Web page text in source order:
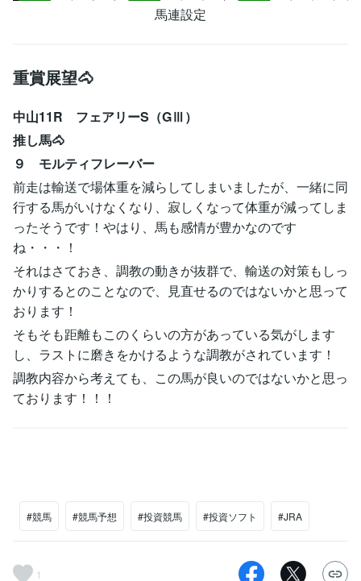
馬連設定
重賞展望🐴
中山11R フェアリーS（GⅢ）
推し馬🐴
９ モルティフレーバー
前走は輸送で場体重を減らしてしまいましたが、一緒に同
行する馬がいけなくなり、寂しくなって体重が減ってしま
ったそうです！やはり、馬も感情が豊かなのです
ね・・・！
それはさておき、調教の動きが抜群で、輸送の対策もしっ
かりするとのことなので、見直せるのではないかと思って
おります！
そもそも距離もこのくらいの方があっている気がします
し、ラストに磨きをかけるような調教がされています！
調教内容から考えても、この馬が良いのではないかと思っ
ております！！！
#競馬 #競馬予想 #投資競馬 #投資ソフト #JRA
1